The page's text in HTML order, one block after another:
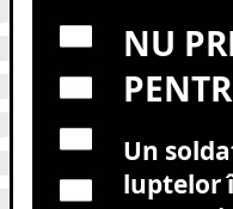
NU
Un
luptelor